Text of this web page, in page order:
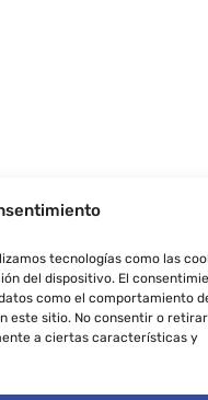
tecnologías como las
del dispositivo. El
como el comportamiento
este sitio. No consentir o
a ciertas características y